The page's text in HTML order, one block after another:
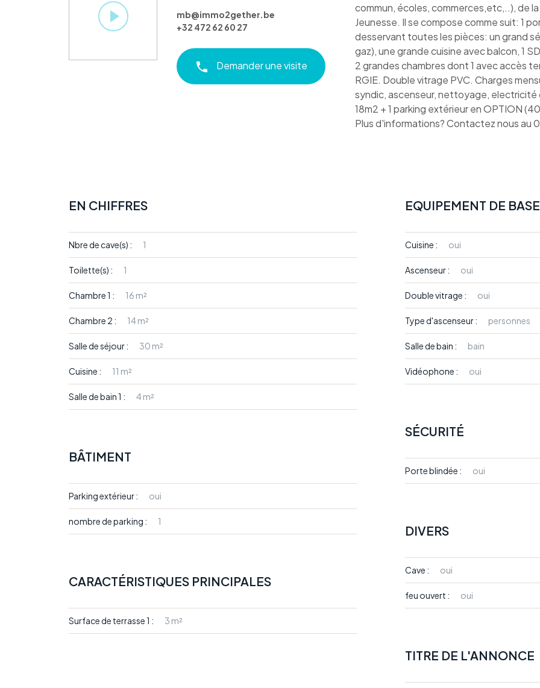
mb@immo2gether.be
+32 472 62 60 27
Demander une visite
commun, écoles, commerces,etc,..), de
Jeunesse. Il se compose comme suit: 1
desservant toutes les pièces: un grand
gaz), une grande cuisine avec balcon, 1
2 grandes chambres dont 1 avec accès
RGIE. Double vitrage PVC. Charges
syndic, ascenseur, nettoyage,
18m2 + 1 parking extérieur en OPTION
Plus d'informations? Contactez nous au
EN CHIFFRES
Nbre de cave(s) : 1
Toilette(s) : 1
Chambre 1 : 16 m²
Chambre 2 : 14 m²
Salle de séjour : 30 m²
Cuisine : 11 m²
Salle de bain 1 : 4 m²
EQUIPEMENT DE BASE
Cuisine : oui
Ascenseur : oui
Double vitrage : oui
Type d'ascenseur : personnes
Salle de bain : bain
Vidéophone : oui
SÉCURITÉ
Porte blindée : oui
BÂTIMENT
Parking extérieur : oui
nombre de parking : 1
DIVERS
Cave : oui
feu ouvert : oui
CARACTÉRISTIQUES PRINCIPALES
Surface de terrasse 1 : 3 m²
TITRE DE L'ANNONCE